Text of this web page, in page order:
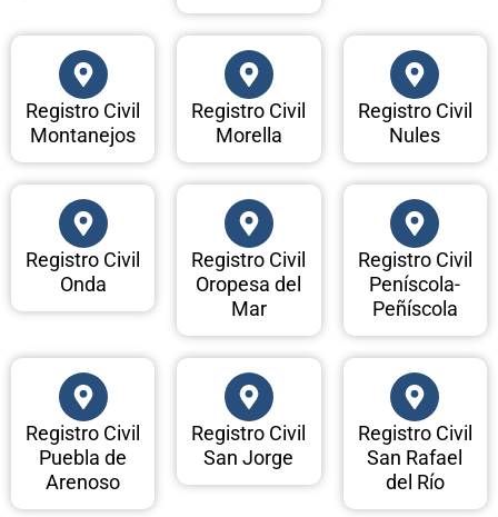
Registro Civil
Montanejos
Registro Civil
Morella
Registro Civil
Nules
Registro Civil
Onda
Registro Civil
Oropesa del
Mar
Registro Civil
Peníscola-
Peñíscola
Registro Civil
Puebla de
Arenoso
Registro Civil
San Jorge
Registro Civil
San Rafael
del Río